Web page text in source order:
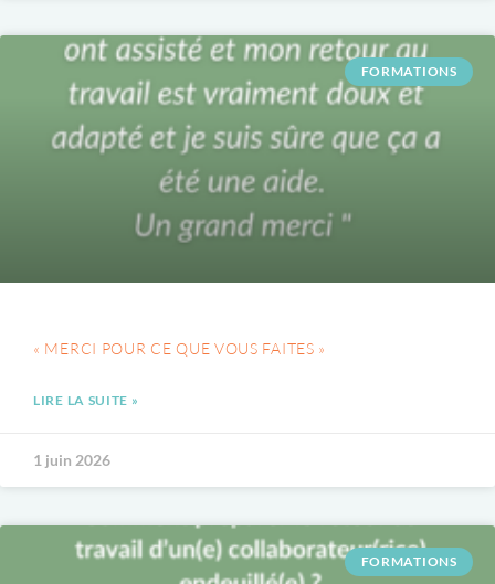
FORMATIONS
« MERCI POUR CE QUE VOUS FAITES »
LIRE LA SUITE »
1 juin 2026
FORMATIONS